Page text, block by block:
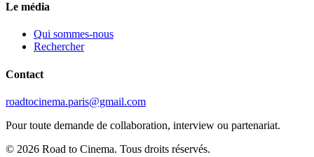
Le média
Qui sommes-nous
Rechercher
Contact
roadtocinema.paris@gmail.com
Pour toute demande de collaboration, interview ou partenariat.
© 2026 Road to Cinema. Tous droits réservés.